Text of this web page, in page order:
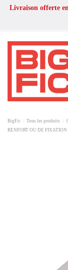
Livraison offerte
BigFic Tous les produits
RENFORT OU DE